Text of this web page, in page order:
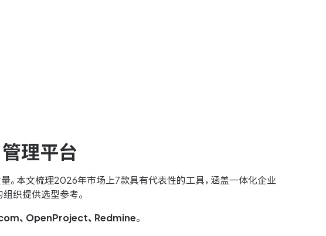
理平台
。本文梳理2026年市场上7款具有代表性的工具，涵盖一体化企业
织提供选型参考。
、OpenProject、Redmine。